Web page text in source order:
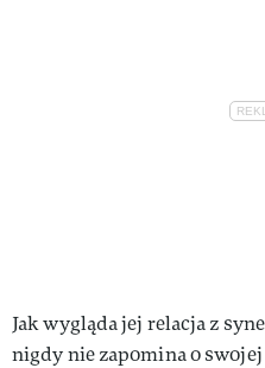
Jak wygląda jej relacja z
nigdy nie zapomina o